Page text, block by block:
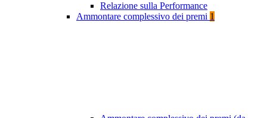
Relazione sulla Performance
Ammontare complessivo dei premi 1